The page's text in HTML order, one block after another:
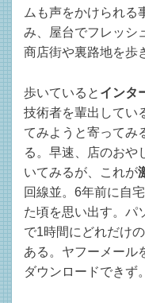
ムも声をかけられる
み、屋台でフレッシ
商店街や裏路地を歩
歩いていると インタ
技術者を輩出してい
てみようと寄ってみ
る。早速、店のおや
いてみるが、これが
回線並。6年前に自
た頃を思い出す。パ
で1時間にどれだけ
ある。ヤフーメール
ダウンロードできず。